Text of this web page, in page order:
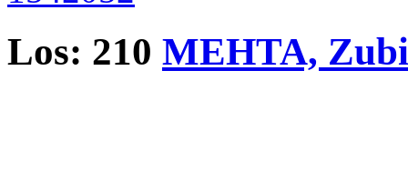
Los: 210 MEHTA,